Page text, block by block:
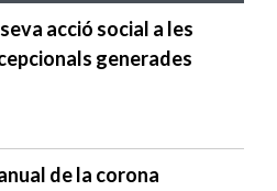
acció social a les
generades
de la corona